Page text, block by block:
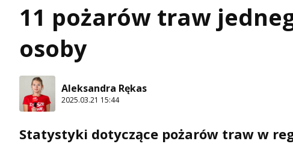
11 pożarów traw
osoby
Aleksandra Rękas
2025.03.21 15:44
Statystyki dotyczące pożarów traw w